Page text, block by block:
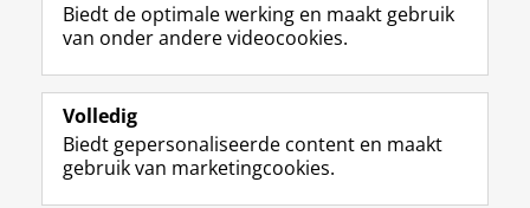
e
b
o
p
a
k
e
I
-
p
-
f
e
R
t
r
m
T
e
k
Studiekiezers
Alumni
Over ons
Biedt de optimale werking en maakt gebruik
van onder andere videocookies.
Volledig
Biedt gepersonaliseerde content en maakt
gebruik van marketingcookies.